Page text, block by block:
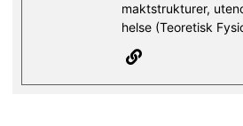
maktstrukturer,
helse (Teoretisk